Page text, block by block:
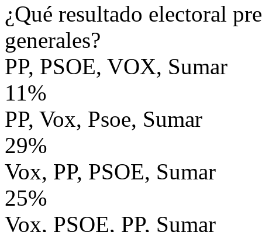
¿Qué resultado electoral
generales?
PP, PSOE, VOX, Sumar
11%
PP, Vox, Psoe, Sumar
29%
Vox, PP, PSOE, Sumar
25%
Vox, PSOE, PP, Sumar